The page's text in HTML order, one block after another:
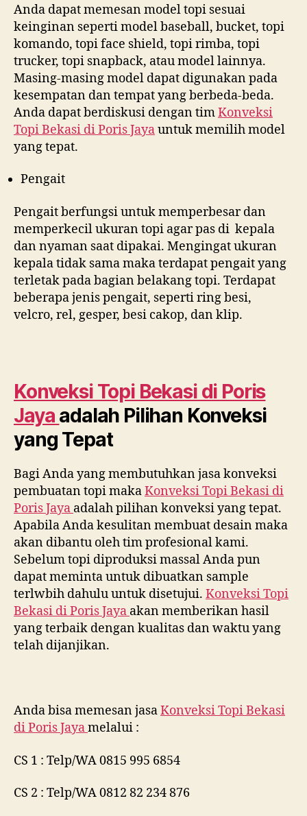
Anda dapat memesan model topi sesuai
keinginan seperti model baseball, bucket, topi
komando, topi face shield, topi rimba, topi
trucker, topi snapback, atau model lainnya.
Masing-masing model dapat digunakan pada
kesempatan dan tempat yang berbeda-beda.
Anda dapat berdiskusi dengan timKonveksi
Topi Bekasi diPoris Jayauntuk memilih model
yang tepat.
Pengait
Pengait berfungsi untuk memperbesar dan
memperkecil ukuran topi agar pas di kepala
dan nyaman saat dipakai. Mengingat ukuran
kepala tidak sama maka terdapat pengait yang
terletak pada bagian belakang topi. Terdapat
beberapa jenis pengait, seperti ring besi,
velcro, rel, gesper, besi cakop, dan klip.
Konveksi Topi Bekasi di Poris
Jaya adalah Pilihan Konveksi
yang Tepat
Bagi Anda yang membutuhkan jasa konveksi
pembuatan topi makaKonveksi Topi Bekasi di
Poris Jaya adalah pilihan konveksi yang tepat.
Apabila Anda kesulitan membuat desain maka
akan dibantu oleh tim profesional kami.
Sebelum topi diproduksi massal Anda pun
dapat meminta untuk dibuatkan sample
terlwbih dahulu untuk disetujui. Konveksi Topi
Bekasi diPoris Jaya akan memberikan hasil
yang terbaik dengan kualitas dan waktu yang
telah dijanjikan.
Anda bisa memesan jasaKonveksi Topi Bekasi
diPoris Jayamelalui :
CS 1 : Telp/WA 0815 995 6854
CS 2 : Telp/WA 0812 82 234 876